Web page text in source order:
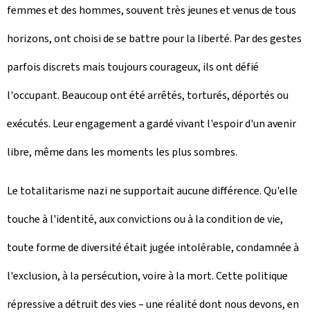
femmes et des hommes, souvent très jeunes et venus de tous
horizons, ont choisi de se battre pour la liberté. Par des gestes
parfois discrets mais toujours courageux, ils ont défié
l'occupant. Beaucoup ont été arrêtés, torturés, déportés ou
exécutés. Leur engagement a gardé vivant l'espoir d'un avenir
libre, même dans les moments les plus sombres.
Le totalitarisme nazi ne supportait aucune différence. Qu'elle
touche à l'identité, aux convictions ou à la condition de vie,
toute forme de diversité était jugée intolérable, condamnée à
l'exclusion, à la persécution, voire à la mort. Cette politique
répressive a détruit des vies – une réalité dont nous devons, en